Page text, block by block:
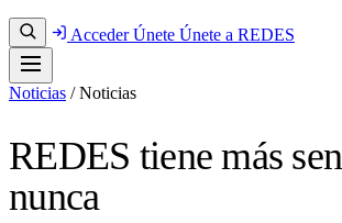
AccederÚnete Únete a REDES
Noticias / Noticias
REDES tiene más
nunca